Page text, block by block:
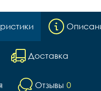
Доставка
Отзывы 0